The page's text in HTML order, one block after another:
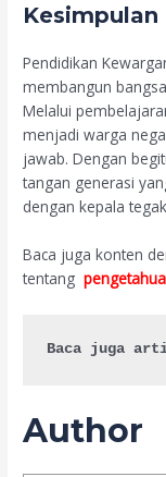
Kesimpulan
Pendidikan
membangun
Melalui
menjadi warga
jawab. Dengan
tangan generasi
dengan kepala
Baca juga konten
tentang
Baca juga
Author